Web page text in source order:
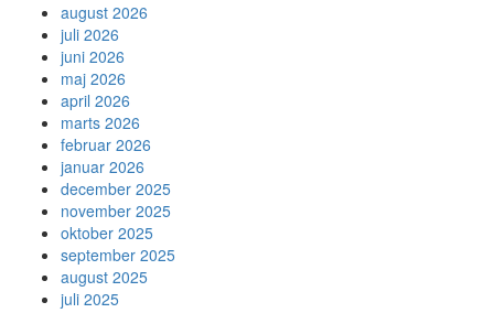
august 2026
juli 2026
juni 2026
maj 2026
april 2026
marts 2026
februar 2026
januar 2026
december 2025
november 2025
oktober 2025
september 2025
august 2025
juli 2025